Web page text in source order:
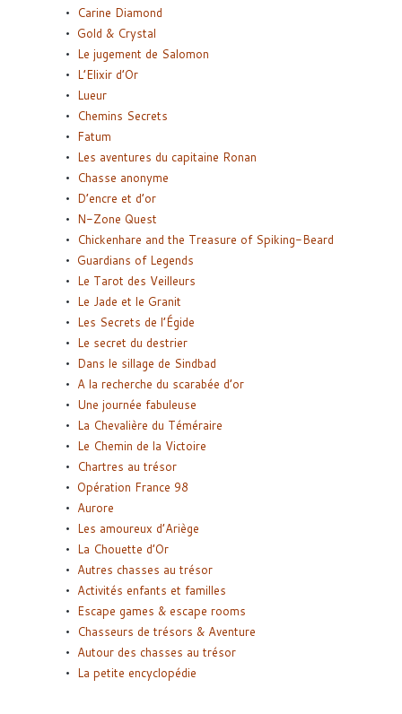
Carine Diamond
Gold & Crystal
Le jugement de Salomon
L’Elixir d’Or
Lueur
Chemins Secrets
Fatum
Les aventures du capitaine Ronan
Chasse anonyme
D’encre et d’or
N-Zone Quest
Chickenhare and the Treasure of Spiking-Beard
Guardians of Legends
Le Tarot des Veilleurs
Le Jade et le Granit
Les Secrets de l’Égide
Le secret du destrier
Dans le sillage de Sindbad
A la recherche du scarabée d’or
Une journée fabuleuse
La Chevalière du Téméraire
Le Chemin de la Victoire
Chartres au trésor
Opération France 98
Aurore
Les amoureux d’Ariège
La Chouette d’Or
Autres chasses au trésor
Activités enfants et familles
Escape games & escape rooms
Chasseurs de trésors & Aventure
Autour des chasses au trésor
La petite encyclopédie